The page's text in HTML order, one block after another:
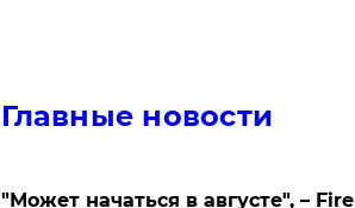
Главные новости
"Может начаться в августе", – Fire